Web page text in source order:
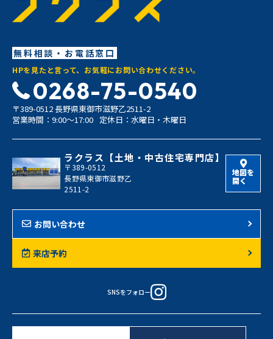
無料相談・お電話窓口
HPを見たと言って、お気軽にお問い合わせください。
0268-75-0540
〒389-0512 長野県東御市滋野乙2511-2
営業時間：9:00〜17:00 定休日：水曜日・木曜日
ラクラス【土地・中古住宅専門店】
〒389-0512
長野県東御市滋野乙
2511-2
地図を
開く
お問い合わせ
来店予約
SNSをフォロー